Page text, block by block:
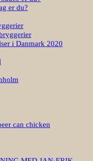
er du?
i Danmark 2020
can chicken